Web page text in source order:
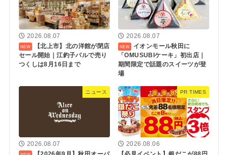
2026.08.07
【北上市】北の洋館が閉店
セール開始｜江釣子パルで売り
つくしは8月16日まで
2026.08.07
イオンモール秋田に
「OMUSUBIケーキ」初出店｜
期間限定で話題のスイーツが登
場
ニュース
2026.08.07
PR TIMES
2026.08.06